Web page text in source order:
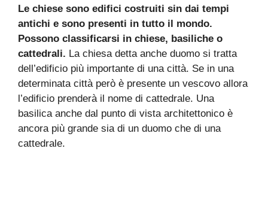
Le chiese sono edifici costruiti sin dai tempi
antichi e sono presenti in tutto il mondo.
Possono classificarsi in chiese, basiliche o
cattedrali. La chiesa detta anche duomo si tratta
dell’edificio più importante di una città. Se in una
determinata città però è presente un vescovo allora
l’edificio prenderà il nome di cattedrale. Una
basilica anche dal punto di vista architettonico è
ancora più grande sia di un duomo che di una
cattedrale.